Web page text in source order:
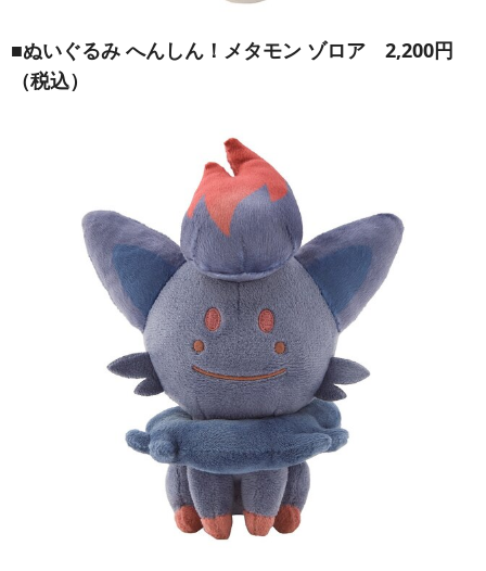
■ぬいぐるみ へんしん！メタモン ゾロア 2,200円
（税込）